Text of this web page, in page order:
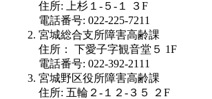
住所: 上杉１-５-１ ３F
電話番号: 022-225-7211
宮城総合支所障害高齢課
住所： 下愛子字観音堂５ 1F
電話番号: 022-392-2111
宮城野区役所障害高齢課
住所: 五輪２-１２-３５ ２F